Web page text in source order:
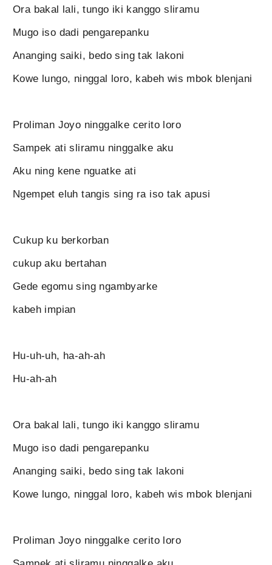
Ora bakal lali, tungo iki kanggo sliramu
Mugo iso dadi pengarepanku
Ananging saiki, bedo sing tak lakoni
Kowe lungo, ninggal loro, kabeh wis mbok blenjani
Proliman Joyo ninggalke cerito loro
Sampek ati sliramu ninggalke aku
Aku ning kene nguatke ati
Ngempet eluh tangis sing ra iso tak apusi
Cukup ku berkorban
cukup aku bertahan
Gede egomu sing ngambyarke
kabeh impian
Hu-uh-uh, ha-ah-ah
Hu-ah-ah
Ora bakal lali, tungo iki kanggo sliramu
Mugo iso dadi pengarepanku
Ananging saiki, bedo sing tak lakoni
Kowe lungo, ninggal loro, kabeh wis mbok blenjani
Proliman Joyo ninggalke cerito loro